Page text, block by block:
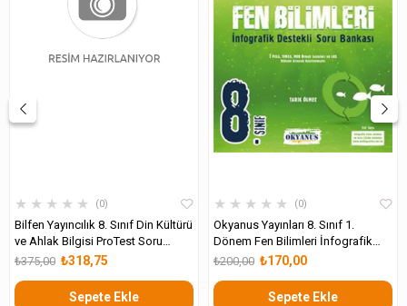
★ ★ ★ ★ ★ 0
Bilfen Yayıncılık 8. Sınıf Din Kültürü
ve Ahlak Bilgisi ProTest Soru
Bankası ₺318,75
₺375,00
Sepete Ekle
★ ★ ★ ★ ★ 0
Okyanus Yayınları 8. Sınıf 1.
Dönem Fen Bilimleri İnfografik
Destekli Update Soru Bankası
₺170,00
₺200,00
Sepete Ekle